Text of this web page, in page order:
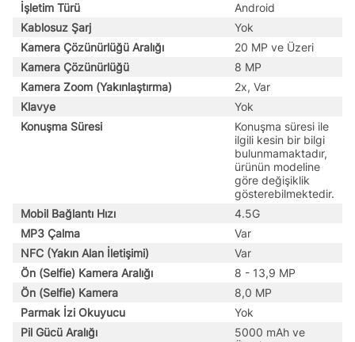
İşletim Türü
Android
Kablosuz Şarj
Yok
Kamera Çözünürlüğü Aralığı
20 MP ve Üzeri
Kamera Çözünürlüğü
8 MP
Kamera Zoom (Yakınlaştırma)
2x, Var
Klavye
Yok
Konuşma Süresi
Konuşma süresi ile
ilgili kesin bir bilgi
bulunmamaktadır,
ürünün modeline
göre değişiklik
gösterebilmektedir.
Mobil Bağlantı Hızı
4.5G
MP3 Çalma
Var
NFC (Yakın Alan İletişimi)
Var
Ön (Selfie) Kamera Aralığı
8 - 13,9 MP
Ön (Selfie) Kamera
8,0 MP
Parmak İzi Okuyucu
Yok
Pil Gücü Aralığı
5000 mAh ve